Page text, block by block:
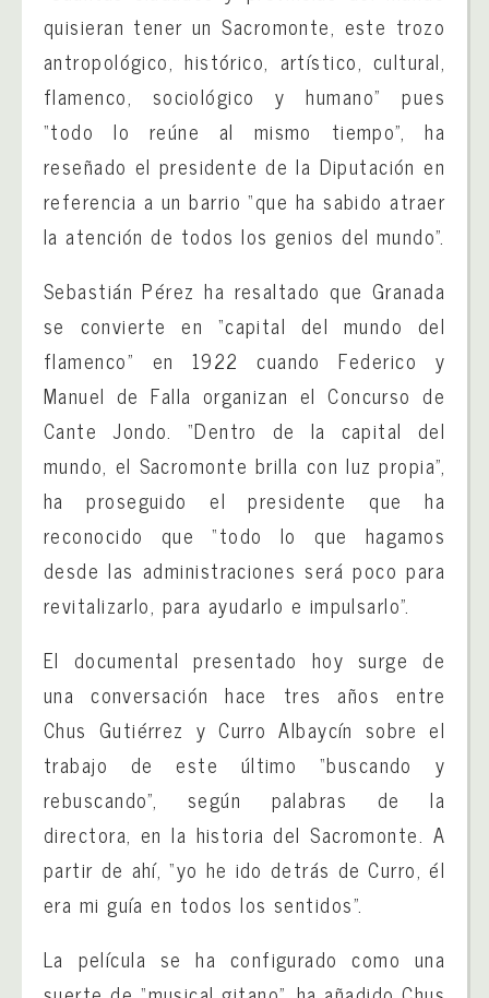
quisieran tener un Sacromonte, este trozo
antropológico, histórico, artístico, cultural,
flamenco, sociológico y humano” pues
“todo lo reúne al mismo tiempo”, ha
reseñado el presidente de la Diputación en
referencia a un barrio “que ha sabido atraer
la atención de todos los genios del mundo”.
Sebastián Pérez ha resaltado que Granada
se convierte en “capital del mundo del
flamenco” en 1922 cuando Federico y
Manuel de Falla organizan el Concurso de
Cante Jondo. “Dentro de la capital del
mundo, el Sacromonte brilla con luz propia”,
ha proseguido el presidente que ha
reconocido que “todo lo que hagamos
desde las administraciones será poco para
revitalizarlo, para ayudarlo e impulsarlo”.
El documental presentado hoy surge de
una conversación hace tres años entre
Chus Gutiérrez y Curro Albaycín sobre el
trabajo de este último “buscando y
rebuscando”, según palabras de la
directora, en la historia del Sacromonte. A
partir de ahí, “yo he ido detrás de Curro, él
era mi guía en todos los sentidos”.
La película se ha configurado como una